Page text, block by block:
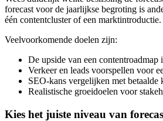
forecast voor de jaarlijkse begroting is
één contentcluster of een marktintroductie.
Veelvoorkomende doelen zijn:
De upside van een contentroadmap
Verkeer en leads voorspellen voor
SEO-kans vergelijken met betaalde
Realistische groeidoelen voor
Kies het juiste niveau van